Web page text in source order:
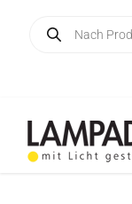
search